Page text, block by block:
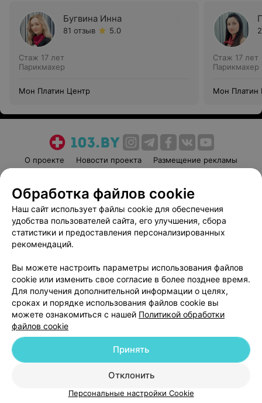
Бугвина Инна
81 отзыв 5.0
Стаж 17 лет
Парикмахер
Мон Платин Центр
Стаж 17 лет
Парикмахер
Мон Платин
О проекте Новости проекта
Размещение рекламы
Пользовательское соглашение
Способы оплаты
Вакансии
Партнеры
Написать руководителю 103.by
Обработка персональных данных
© 2026 ООО «Артокс Лаб», УНП 191700409
| 220012, Республика Беларусь,
Служба поддержки +375 291212755
Обработка файлов cookie
Наш сайт использует файлы cookie для обеспечения
удобства пользователей сайта, его улучшения, сбора
статистики и предоставления персонализированных
рекомендаций.
Вы можете настроить параметры использования файлов
cookie или изменить свое согласие в более позднее время.
Для получения дополнительной информации о целях,
сроках и порядке использования файлов cookie вы
можете ознакомиться с нашей Политикой обработки
файлов cookie
Отклонить
Принять
Персональные настройки Cookie